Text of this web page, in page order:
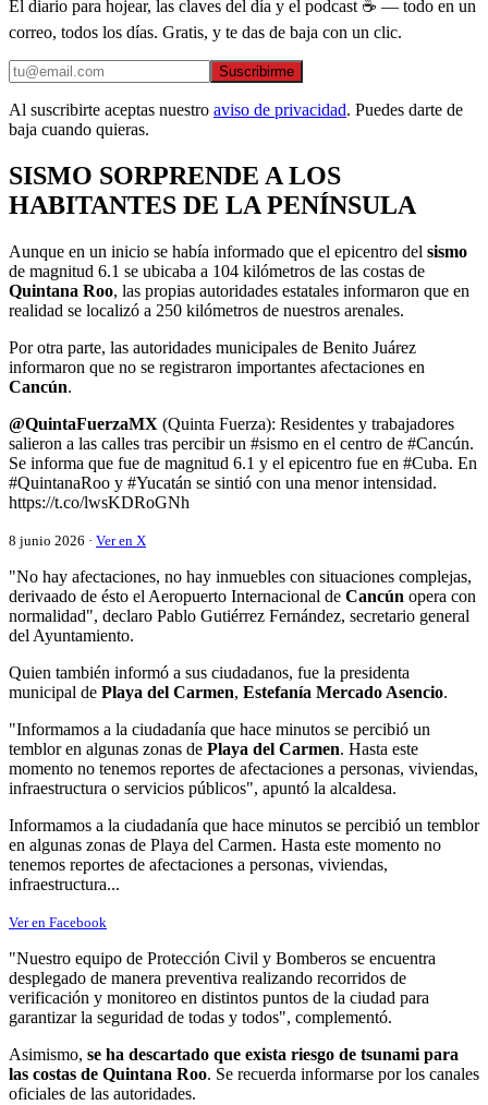
El diario para hojear, las claves del día y el podcast ☕ — todo en un
correo, todos los días. Gratis, y te das de baja con un clic.
Suscribirme
Al suscribirte aceptas nuestro aviso de privacidad. Puedes darte de
baja cuando quieras.
SISMO SORPRENDE A LOS
HABITANTES DE LA PENÍNSULA
Aunque en un inicio se había informado que el epicentro del sismo
de magnitud 6.1 se ubicaba a 104 kilómetros de las costas de
Quintana Roo, las propias autoridades estatales informaron que en
realidad se localizó a 250 kilómetros de nuestros arenales.
Por otra parte, las autoridades municipales de Benito Juárez
informaron que no se registraron importantes afectaciones en
Cancún.
@QuintaFuerzaMX (Quinta Fuerza): Residentes y trabajadores
salieron a las calles tras percibir un #sismo en el centro de #Cancún.
Se informa que fue de magnitud 6.1 y el epicentro fue en #Cuba. En
#QuintanaRoo y #Yucatán se sintió con una menor intensidad.
https://t.co/lwsKDRoGNh
8 junio 2026 · Ver en X
"No hay afectaciones, no hay inmuebles con situaciones complejas,
derivaado de ésto el Aeropuerto Internacional de Cancún opera con
normalidad", declaro Pablo Gutiérrez Fernández, secretario general
del Ayuntamiento.
Quien también informó a sus ciudadanos, fue la presidenta
municipal de Playa del Carmen, Estefanía Mercado Asencio.
"Informamos a la ciudadanía que hace minutos se percibió un
temblor en algunas zonas de Playa del Carmen. Hasta este
momento no tenemos reportes de afectaciones a personas, viviendas,
infraestructura o servicios públicos", apuntó la alcaldesa.
Informamos a la ciudadanía que hace minutos se percibió un temblor
en algunas zonas de Playa del Carmen. Hasta este momento no
tenemos reportes de afectaciones a personas, viviendas,
infraestructura...
Ver en Facebook
"Nuestro equipo de Protección Civil y Bomberos se encuentra
desplegado de manera preventiva realizando recorridos de
verificación y monitoreo en distintos puntos de la ciudad para
garantizar la seguridad de todas y todos", complementó.
Asimismo, se ha descartado que exista riesgo de tsunami para
las costas de Quintana Roo. Se recuerda informarse por los canales
oficiales de las autoridades.